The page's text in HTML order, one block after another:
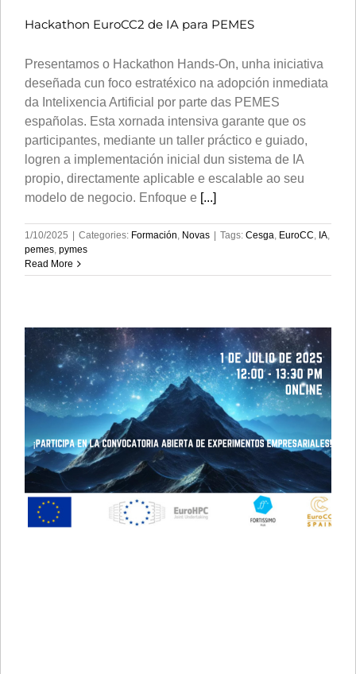
Hackathon EuroCC2 de IA para PEMES
Presentamos o Hackathon Hands-On, unha iniciativa
deseñada cun foco estratéxico na adopción inmediata
da Intelixencia Artificial por parte das PEMES
españolas. Esta xornada intensiva garante que os
participantes, mediante un taller práctico e guiado,
logren a implementación inicial dun sistema de IA
propio, directamente aplicable e escalable ao seu
modelo de negocio. Enfoque e [...]
1/10/2025 | Categories: Formación Novas | Tags: Cesga EuroCC IA
pemes pymes
Read More